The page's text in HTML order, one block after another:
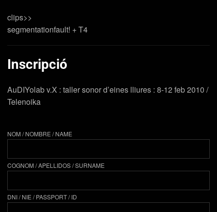
clips>>
segmentationfault! + T4
Inscripció
AuDIYolab v.X : taller sonor d’eines lliures : 8-12 feb 2010 /
Telenoika
NOM / NOMBRE / NAME
COGNOM / APELLIDOS / SURNAME
DNI / NIE / PASSPORT / ID